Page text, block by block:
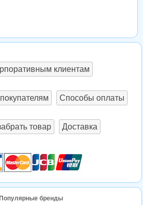
клиентам
Способы оплаты
товар Доставка
Популярные бренды